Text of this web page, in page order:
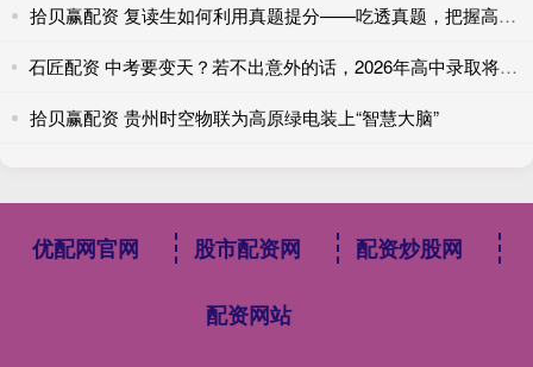
拾贝赢配资 复读生如何利用真题提分——吃透真题，把握高考规律
石匠配资 中考要变天？若不出意外的话，2026年高中录取将迎来4大转变
拾贝赢配资 贵州时空物联为高原绿电装上“智慧大脑”
优配网官网 股市配资网 配资炒股网
配资网站